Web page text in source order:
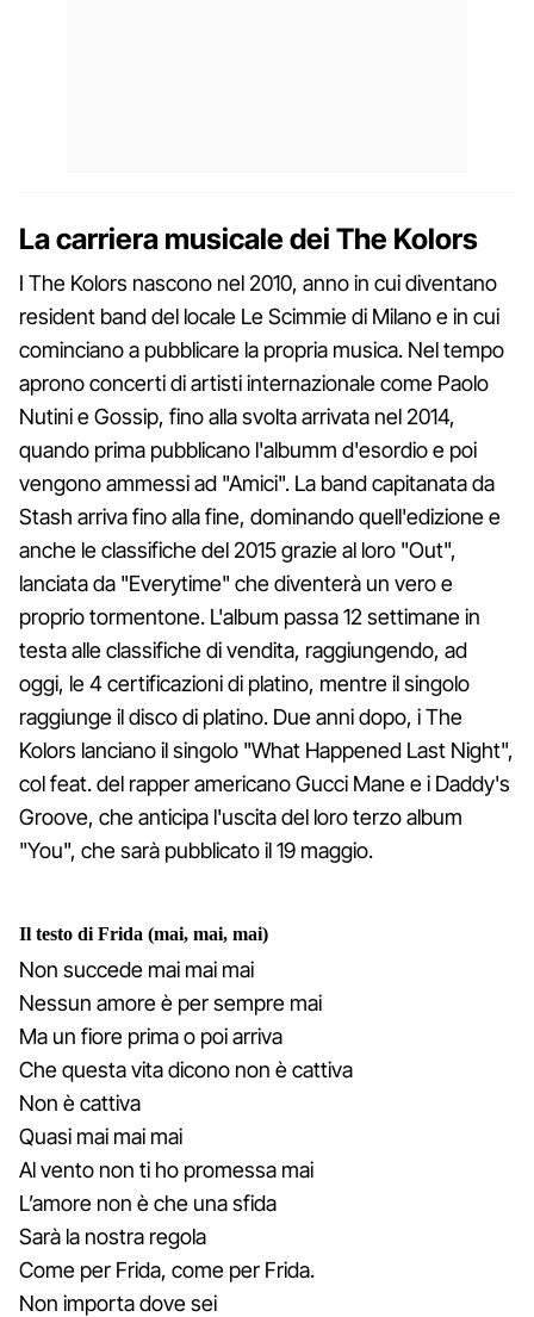
La carriera musicale dei The Kolors
I The Kolors nascono nel 2010, anno in cui diventano
resident band del locale Le Scimmie di Milano e in cui
cominciano a pubblicare la propria musica. Nel tempo
aprono concerti di artisti internazionale come Paolo
Nutini e Gossip, fino alla svolta arrivata nel 2014,
quando prima pubblicano l'albumm d'esordio e poi
vengono ammessi ad "Amici". La band capitanata da
Stash arriva fino alla fine, dominando quell'edizione e
anche le classifiche del 2015 grazie al loro "Out",
lanciata da "Everytime" che diventerà un vero e
proprio tormentone. L'album passa 12 settimane in
testa alle classifiche di vendita, raggiungendo, ad
oggi, le 4 certificazioni di platino, mentre il singolo
raggiunge il disco di platino. Due anni dopo, i The
Kolors lanciano il singolo "What Happened Last Night",
col feat. del rapper americano Gucci Mane e i Daddy's
Groove, che anticipa l'uscita del loro terzo album
"You", che sarà pubblicato il 19 maggio.
Il testo di Frida (mai, mai, mai)
Non succede mai mai mai
Nessun amore è per sempre mai
Ma un fiore prima o poi arriva
Che questa vita dicono non è cattiva
Non è cattiva
Quasi mai mai mai
Al vento non ti ho promessa mai
L’amore non è che una sfida
Sarà la nostra regola
Come per Frida, come per Frida.
Non importa dove sei